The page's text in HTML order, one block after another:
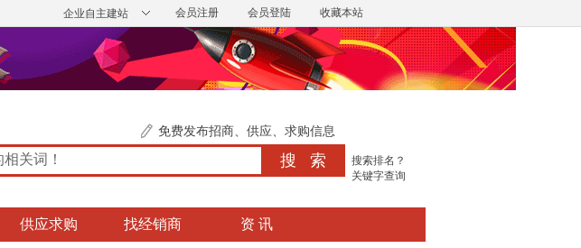
企业自主建站 会员注册 会员登陆 收藏本站
免费发布招商、供应、求购信息
搜索排名？
关键字查询
供应求购 找经销商 资 讯